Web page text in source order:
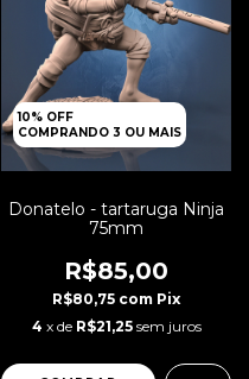
10% OFF
COMPRANDO 3 OU MAIS
Donatelo - tartaruga Ninja
75mm
R$85,00
R$80,75 com Pix
4 x de R$21,25 sem juros